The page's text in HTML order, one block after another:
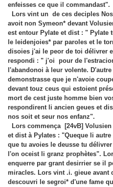
enfeisses ce que il commandast".
Lors vint un de ces deciples
avoit non Symeon* devant
est entour Pylate et dist : " Pylate
le leidenjoies* par paroles et le
disoies j'ai le peor de toi délivrer
respondi : " j'oi pour de
l'abandonoi à leur volente.
demonstrasse que je n'avoie
devant touz ceus qui estoient
mort de cest juste homme bien
respondirent li ancien geues et
nos soit et seur nos enfanz".
Lors commença [24vB]
et dist à Pylates : "Queque li
que tu avoies le deusse tu
l'on oceist li granz prophètes".
enquerre par grant desirrier se il
miracles. Lors vint .i. gieue avant
descouvri le segroi* d'une fame